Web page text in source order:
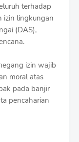
terhadap
izin lingkungan
(DAS),
izin wajib
moral atas
pada banjir
pencaharian